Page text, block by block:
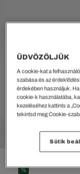
%
ÜDVÖZÖLJÜK
A cookie-kat a
szabása és az
érdekében használjuk.
cookie-k használatába,
kezeléséhez kattints a
tekintsd meg Cookie-
Sütik